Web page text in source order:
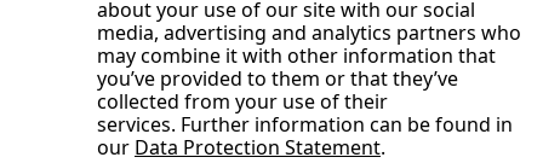
about your use of our site with our social
media, advertising and analytics partners who
may combine it with other information that
you’ve provided to them or that they’ve
collected from your use of their
services. Further information can be found in
our Data Protection Statement.